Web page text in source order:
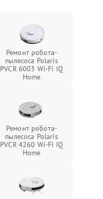
Ремонт робота-
пылесоса Polaris
PVCR 6003 Wi-Fi IQ
Home
Ремонт робота-
пылесоса Polaris
PVCR 4260 Wi-Fi IQ
Home